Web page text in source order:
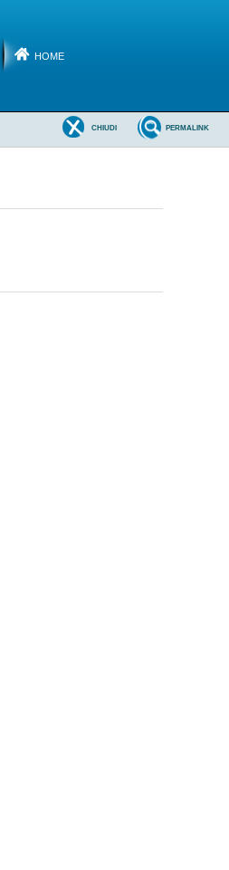
HOME
PERMALINK
CHIUDI